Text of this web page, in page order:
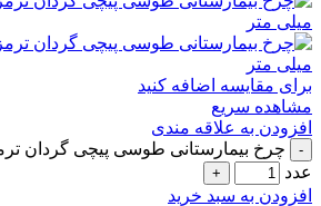
برای مقایسه اضافه کنید
مشاهده سریع
افزودن به علاقه مندی
عدد
افزودن به سبد خرید